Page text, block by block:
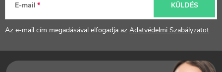
é
E-mail
Az e-mail cím megadásával elfogadja az Adatvédelmi Szabályzatot
KÜLDÉS